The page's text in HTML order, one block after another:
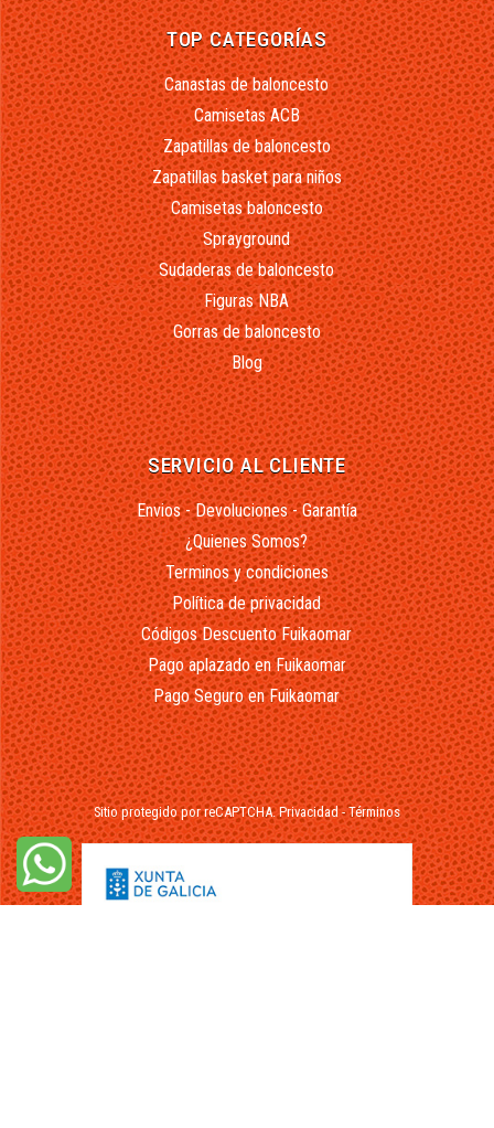
TOP CATEGORÍAS
Canastas de baloncesto
Camisetas ACB
Zapatillas de baloncesto
Zapatillas basket para niños
Camisetas baloncesto
Sprayground
Sudaderas de baloncesto
Figuras NBA
Gorras de baloncesto
Blog
SERVICIO AL CLIENTE
Envios - Devoluciones - Garantía
¿Quienes Somos?
Terminos y condiciones
Política de privacidad
Códigos Descuento Fuikaomar
Pago aplazado en Fuikaomar
Pago Seguro en Fuikaomar
Sitio protegido por reCAPTCHA.Privacidad-Términos